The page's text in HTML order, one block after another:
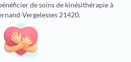
de soins de kinésithérapie à
Vergelesses 21420.